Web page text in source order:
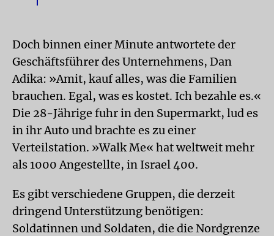
Doch binnen einer Minute antwortete der
Geschäftsführer des Unternehmens, Dan
Adika: »Amit, kauf alles, was die Familien
brauchen. Egal, was es kostet. Ich bezahle es.«
Die 28-Jährige fuhr in den Supermarkt, lud es
in ihr Auto und brachte es zu einer
Verteilstation. »Walk Me« hat weltweit mehr
als 1000 Angestellte, in Israel 400.
Es gibt verschiedene Gruppen, die derzeit
dringend Unterstützung benötigen:
Soldatinnen und Soldaten, die die Nordgrenze